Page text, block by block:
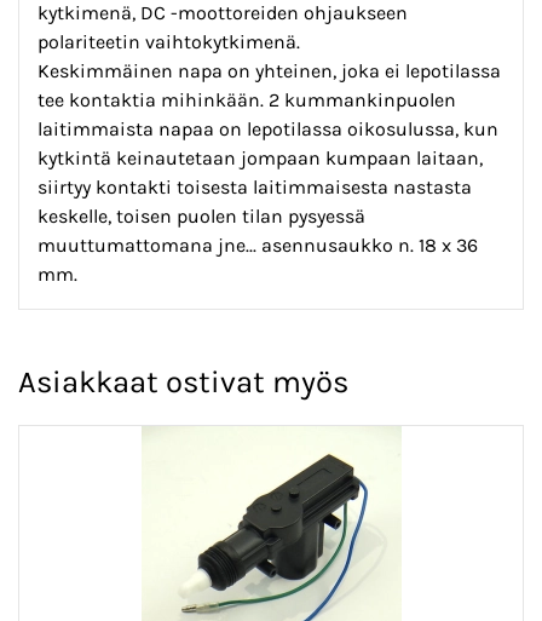
kytkimenä, DC -moottoreiden ohjaukseen
polariteetin vaihtokytkimenä.
Keskimmäinen napa on yhteinen, joka ei lepotilassa
tee kontaktia mihinkään. 2 kummankinpuolen
laitimmaista napaa on lepotilassa oikosulussa, kun
kytkintä keinautetaan jompaan kumpaan laitaan,
siirtyy kontakti toisesta laitimmaisesta nastasta
keskelle, toisen puolen tilan pysyessä
muuttumattomana jne... asennusaukko n. 18 x 36
mm.
Asiakkaat ostivat myös